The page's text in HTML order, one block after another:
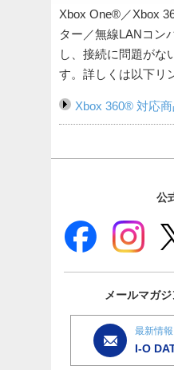
Xbox One®／Xbox
ター／無線LANコン
し、接続に問題がな
す。詳しくは以下リ
Xbox 360® 対応
公
メールマガジ
最新情
I-O